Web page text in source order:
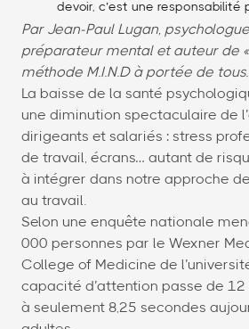
devoir, c’est une responsabilité
Par Jean-Paul Lugan,
préparateur mental et auteur de
méthode M.I.N.D à portée de
La baisse de la santé
une diminution spectaculaire de
dirigeants et salariés : stress
de travail, écrans… autant de
à intégrer dans notre approche
au travail.
Selon une enquête nationale
000 personnes par le Wexner
College of Medicine de
capacité d’attention passe de
à seulement 8,25 secondes